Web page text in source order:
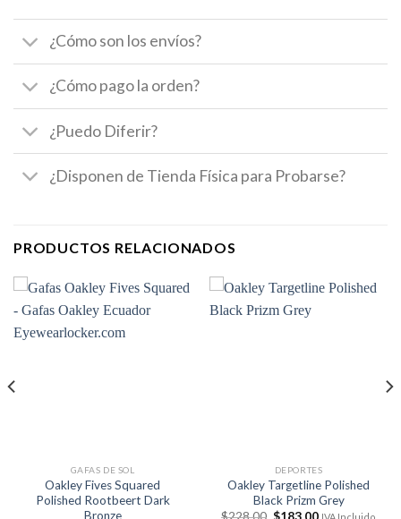
¿Cómo son los envíos?
¿Cómo pago la orden?
¿Puedo Diferir?
¿Disponen de Tienda Física para Probarse?
PRODUCTOS RELACIONADOS
GAFAS DE SOL
Oakley Fives Squared
Polished Rootbeert Dark
Bronze
DEPORTES
Oakley Targetline Polished
Black Prizm Grey
El El